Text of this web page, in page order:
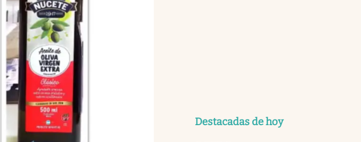
Destacadas de hoy